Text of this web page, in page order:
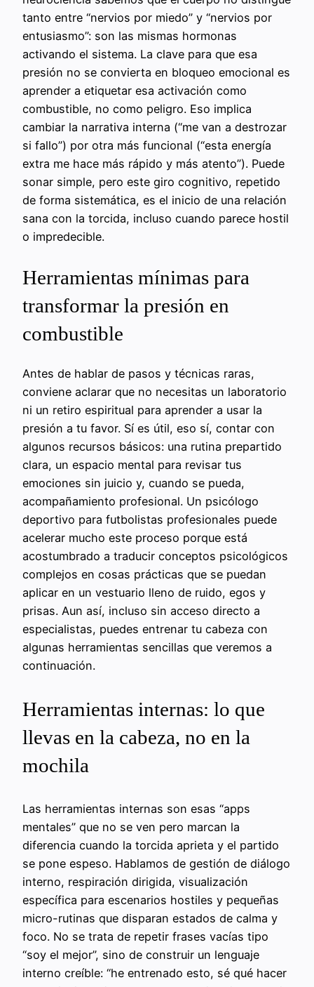
tanto entre “nervios por miedo” y “nervios por
entusiasmo”: son las mismas hormonas
activando el sistema. La clave para que esa
presión no se convierta en bloqueo emocional es
aprender a etiquetar esa activación como
combustible, no como peligro. Eso implica
cambiar la narrativa interna (“me van a destrozar
si fallo”) por otra más funcional (“esta energía
extra me hace más rápido y más atento”). Puede
sonar simple, pero este giro cognitivo, repetido
de forma sistemática, es el inicio de una relación
sana con la torcida, incluso cuando parece hostil
o impredecible.
Herramientas mínimas para
transformar la presión en
combustible
Antes de hablar de pasos y técnicas raras,
conviene aclarar que no necesitas un laboratorio
ni un retiro espiritual para aprender a usar la
presión a tu favor. Sí es útil, eso sí, contar con
algunos recursos básicos: una rutina prepartido
clara, un espacio mental para revisar tus
emociones sin juicio y, cuando se pueda,
acompañamiento profesional. Un psicólogo
deportivo para futbolistas profesionales puede
acelerar mucho este proceso porque está
acostumbrado a traducir conceptos psicológicos
complejos en cosas prácticas que se puedan
aplicar en un vestuario lleno de ruido, egos y
prisas. Aun así, incluso sin acceso directo a
especialistas, puedes entrenar tu cabeza con
algunas herramientas sencillas que veremos a
continuación.
Herramientas internas: lo que
llevas en la cabeza, no en la
mochila
Las herramientas internas son esas “apps
mentales” que no se ven pero marcan la
diferencia cuando la torcida aprieta y el partido
se pone espeso. Hablamos de gestión de diálogo
interno, respiración dirigida, visualización
específica para escenarios hostiles y pequeñas
micro-rutinas que disparan estados de calma y
foco. No se trata de repetir frases vacías tipo
“soy el mejor”, sino de construir un lenguaje
interno creíble: “he entrenado esto, sé qué hacer